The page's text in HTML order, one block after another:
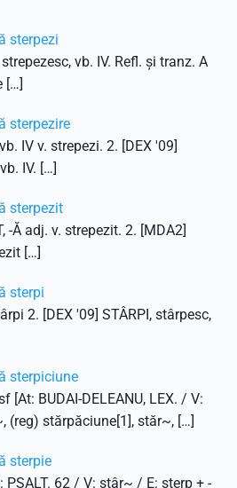
sterpezi
vb. IV. Refl. și tranz. A
[…]
sterpezire
IV v. strepezi. 2. [DEX '09]
IV. […]
sterpezit
-Ă adj. v. strepezit. 2. [MDA2]
[…]
sterpi
2. [DEX '09] STÂRPI, stârpesc,
sterpiciune
[At: BUDAI-DELEANU, LEX. / V:
(reg) stărpăciune[1], stăr~, […]
sterpie
PSALT. 62 / V: stâr~ / E: sterp + -